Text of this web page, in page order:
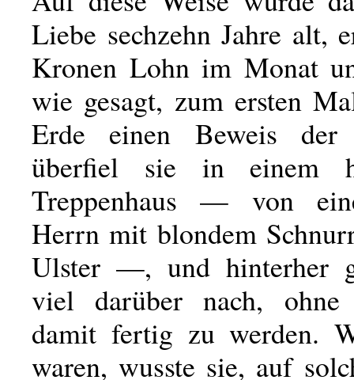
Liebe sechzehn Jahre alt,
Kronen Lohn im Monat
wie gesagt, zum ersten
Erde einen Beweis
überfiel sie in einem
Treppenhaus — von
Herrn mit blondem
Ulster —, und hinterher
viel darüber nach, ohne
damit fertig zu werden.
waren, wusste sie, auf